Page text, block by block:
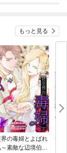
まぁ！』します！
もっと見る
の毒婦とよばれ
～素敵な辺境伯令
視